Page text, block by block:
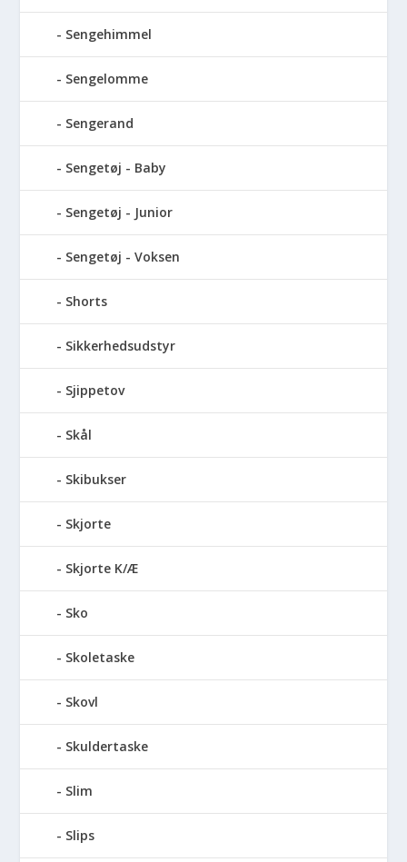
Sengehimmel
Sengelomme
Sengerand
Sengetøj - Baby
Sengetøj - Junior
Sengetøj - Voksen
Shorts
Sikkerhedsudstyr
Sjippetov
Skål
Skibukser
Skjorte
Skjorte K/Æ
Sko
Skoletaske
Skovl
Skuldertaske
Slim
Slips